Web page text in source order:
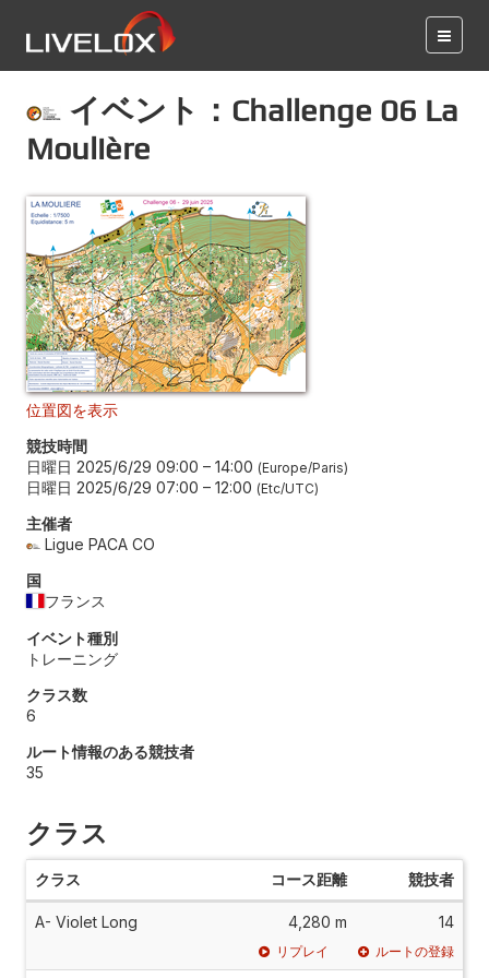
イベント：Challenge 06 La
Moulière
位置図を表示
競技時間
日曜日 2025/6/29 09:00 – 14:00 Europe/Paris
日曜日 2025/6/29 07:00 – 12:00 Etc/UTC
主催者
Ligue PACA CO
国
フランス
イベント種別
トレーニング
クラス数
6
ルート情報のある競技者
35
クラス
クラス コース距離 競技者
A- Violet Long 4,280 m 14
リプレイ ルートの登録